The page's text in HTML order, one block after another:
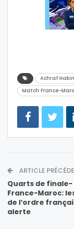
Achraf
Match France-
ARTICLE
Quarts de finale-
France-Maroc:
de l’ordre
alerte